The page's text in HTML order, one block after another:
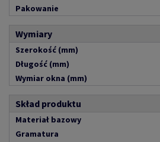
Pakowanie
Wymiary
Szerokość (mm)
Długość (mm)
Wymiar okna (mm)
Skład produktu
Materiał bazowy
Gramatura